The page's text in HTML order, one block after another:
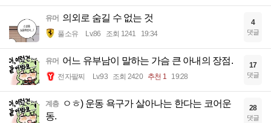
유머 의외로 숨길 수 없는 것
풀소유 Lv.86 조회 1241 19:34
4
댓글
유머 어느 유부남이 말하는 가슴 큰 아내의 장점.
전자팔찌 Lv.93 조회 2420 추천 1 19:28
17
댓글
계층
ㅇㅎ) 운동 욕구가 살아나는 한다는 코어운
동.
28
댓글